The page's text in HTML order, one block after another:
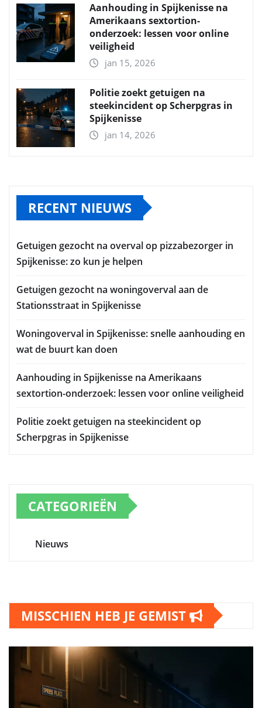
Aanhouding in Spijkenisse na
Amerikaans sextortion-
onderzoek: lessen voor online
veiligheid
jan 15, 2026
Politie zoekt getuigen na
steekincident op Scherpgras in
Spijkenisse
jan 14, 2026
RECENT NIEUWS
Getuigen gezocht na overval op pizzabezorger in
Spijkenisse: zo kun je helpen
Getuigen gezocht na woningoverval aan de
Stationsstraat in Spijkenisse
Woningoverval in Spijkenisse: snelle aanhouding en
wat de buurt kan doen
Aanhouding in Spijkenisse na Amerikaans
sextortion-onderzoek: lessen voor online veiligheid
Politie zoekt getuigen na steekincident op
Scherpgras in Spijkenisse
CATEGORIEËN
Nieuws
MISSCHIEN HEB JE GEMIST